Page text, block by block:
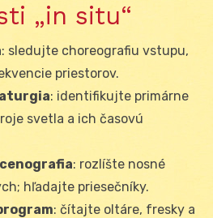
„in situ“
: sledujte choreografiu vstupu,
priestorov.
: identifikujte primárne
svetla a ich časovú
: rozlíšte nosné
hľadajte priesečníky.
: čítajte oltáre, fresky a